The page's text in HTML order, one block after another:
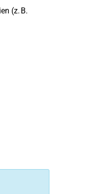
(z. B.